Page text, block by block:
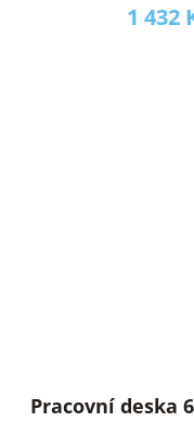
1 432
Pracovní deska